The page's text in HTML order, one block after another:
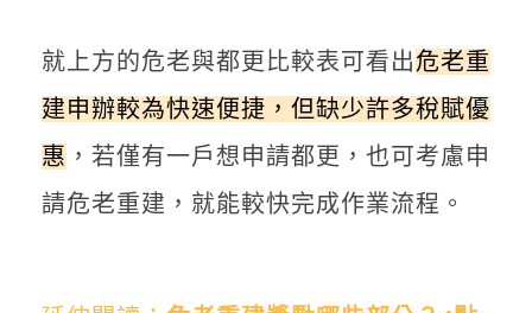
就上方的危老與都更比較表可看出危老重
建申辦較為快速便捷，但缺少許多稅賦優
惠 ，若僅有一戶想申請都更，也可考慮申
請危老重建，就能較快完成作業流程。